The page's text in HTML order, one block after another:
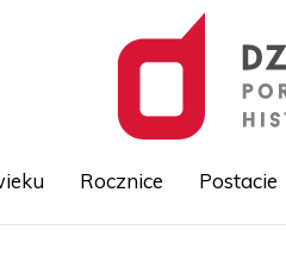
Rocznice Postacie